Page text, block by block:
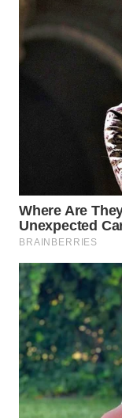
WN
TANGERANG
WN
BINJAI
WN
CIREBON